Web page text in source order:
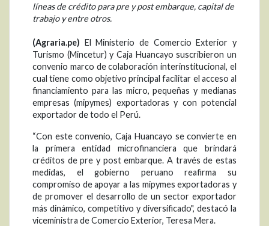
líneas de crédito para pre y post embarque, capital de
trabajo y entre otros.
(Agraria.pe) El Ministerio de Comercio Exterior y
Turismo (Mincetur) y Caja Huancayo suscribieron un
convenio marco de colaboración interinstitucional, el
cual tiene como objetivo principal facilitar el acceso al
financiamiento para las micro, pequeñas y medianas
empresas (mipymes) exportadoras y con potencial
exportador de todo el Perú.
“Con este convenio, Caja Huancayo se convierte en
la primera entidad microfinanciera que brindará
créditos de pre y post embarque. A través de estas
medidas, el gobierno peruano reafirma su
compromiso de apoyar a las mipymes exportadoras y
de promover el desarrollo de un sector exportador
más dinámico, competitivo y diversificado", destacó la
viceministra de Comercio Exterior, Teresa Mera.